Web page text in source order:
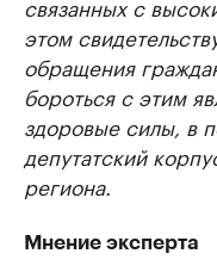
связанных с
этом
обращения
бороться с этим
здоровые силы, в
депутатский
региона.
Мнение эксперта